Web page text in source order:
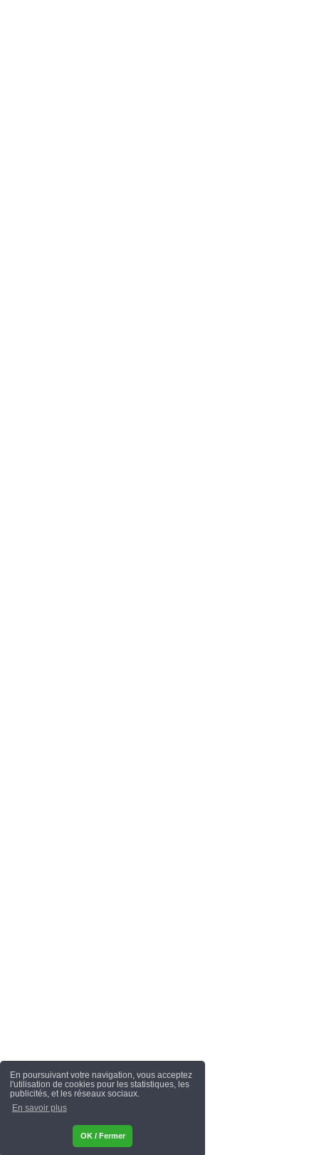
En poursuivant votre navigation, vous acceptez
l'utilisation de cookies pour les statistiques, les
publicités, et les réseaux sociaux.
En savoir plus
OK / Fermer